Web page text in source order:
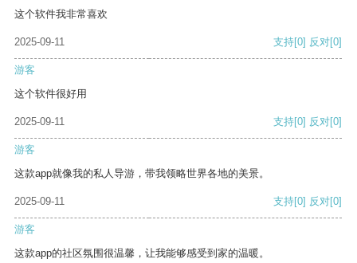
这个软件我非常喜欢
2025-09-11 支持[0] 反对[0]
游客
这个软件很好用
2025-09-11 支持[0] 反对[0]
游客
这款app就像我的私人导游，带我领略世界各地的美景。
2025-09-11 支持[0] 反对[0]
游客
这款app的社区氛围很温馨，让我能够感受到家的温暖。